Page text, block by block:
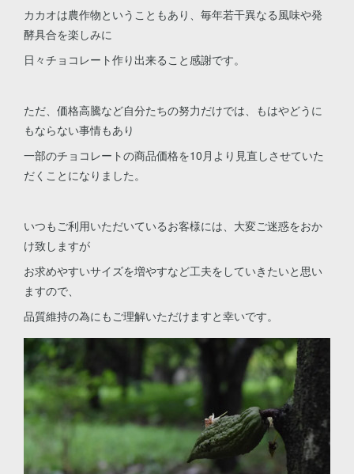
カカオは農作物ということもあり、毎年若干異なる風味や発
酵具合を楽しみに
日々チョコレート作り出来ること感謝です。
ただ、価格高騰など自分たちの努力だけでは、もはやどうに
もならない事情もあり
一部のチョコレートの商品価格を10月より見直しさせていた
だくことになりました。
いつもご利用いただいているお客様には、大変ご迷惑をおか
け致しますが
お求めやすいサイズを増やすなど工夫をしていきたいと思い
ますので、
品質維持の為にもご理解いただけますと幸いです。